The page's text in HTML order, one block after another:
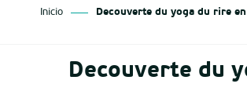
Inicio Decouverte du yoga du rire
Decouverte du